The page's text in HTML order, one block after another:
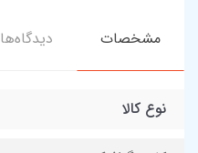
مشخصات دیدگاه‌ها
نوع کالا